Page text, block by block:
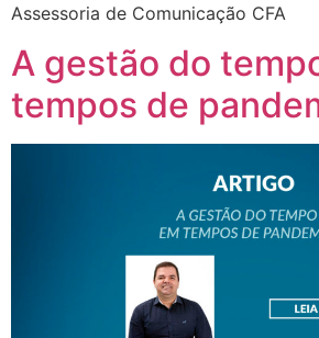
Assessoria de Comunicação CFA
A gestão do
tempos de